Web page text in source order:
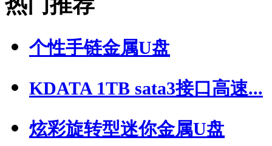
个性手链金属U盘
KDATA 1TB sata3接口高速...
炫彩旋转型迷你金属U盘